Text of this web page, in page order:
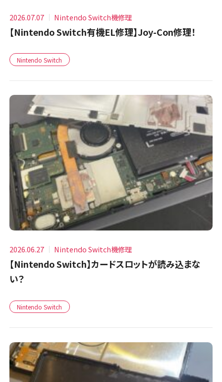
2026.07.07 Nintendo Switch機修理
【Nintendo Switch有機EL修理】Joy-Con修理！
Nintendo Switch
2026.06.27 Nintendo Switch機修理
【Nintendo Switch】カードスロットが読み込まな
い？
Nintendo Switch